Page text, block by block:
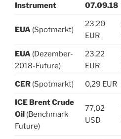
Instrument 07.09.18
EUA (Spotmarkt)
23,20
EUR
EUA (Dezember-
2018-Future)
23,22
EUR
CER (Spotmarkt) 0,29 EUR
ICE Brent Crude
Oil (Benchmark
Future)
77,02
USD